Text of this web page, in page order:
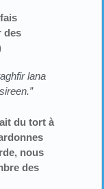
des
lana
du tort à
nous
des